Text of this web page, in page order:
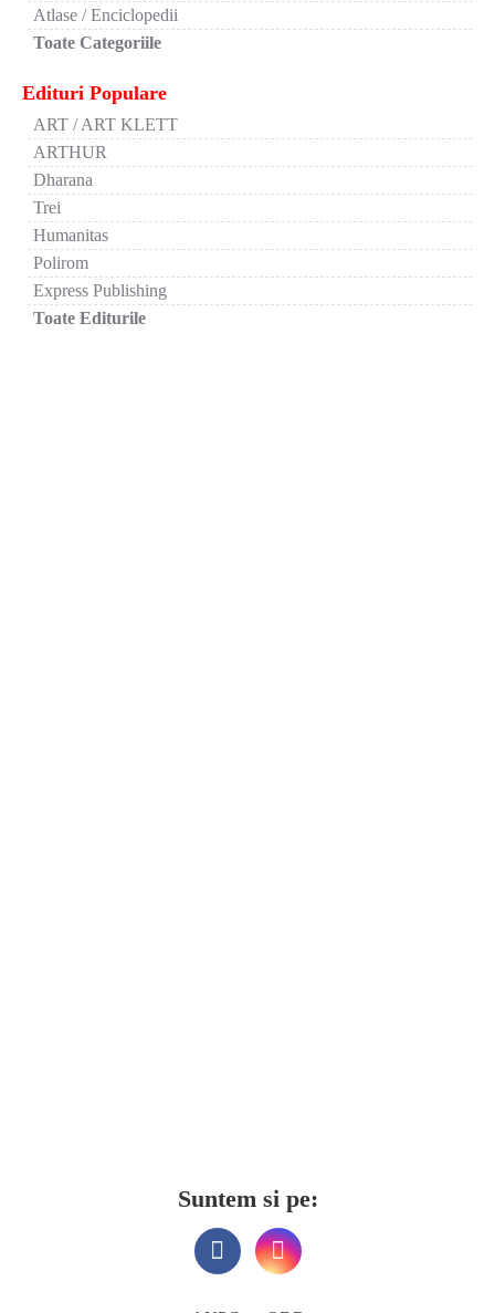
Atlase / Enciclopedii
Toate Categoriile
Edituri Populare
ART / ART KLETT
ARTHUR
Dharana
Trei
Humanitas
Polirom
Express Publishing
Toate Editurile
Suntem si pe: